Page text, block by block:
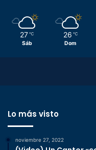
27 ℃
Sáb
26 ℃
Dom
Lo más visto
noviembre 27, 2022